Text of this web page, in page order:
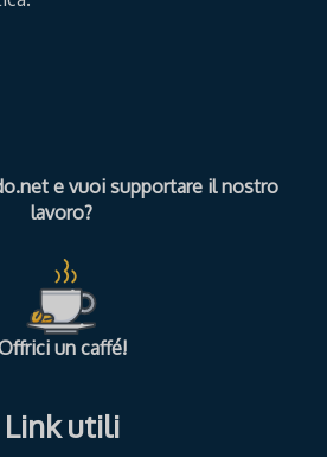
e vuoi supportare il nostro
lavoro?
un caffé!
Link utili